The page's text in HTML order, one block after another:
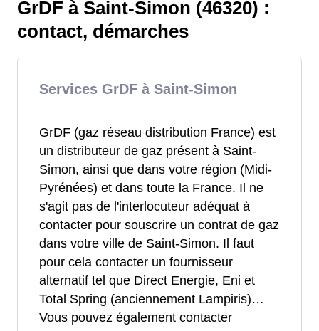
GrDF à Saint-Simon (46320) :
contact, démarches
Services GrDF à Saint-Simon
GrDF (gaz réseau distribution France) est
un distributeur de gaz présent à Saint-
Simon, ainsi que dans votre région (Midi-
Pyrénées) et dans toute la France. Il ne
s'agit pas de l'interlocuteur adéquat à
contacter pour souscrire un contrat de gaz
dans votre ville de Saint-Simon. Il faut
pour cela contacter un fournisseur
alternatif tel que Direct Energie, Eni et
Total Spring (anciennement Lampiris)…
Vous pouvez également contacter